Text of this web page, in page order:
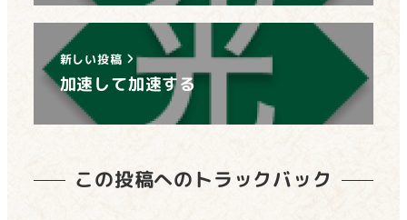
新しい投稿
加速して加速する
この投稿へのトラックバック